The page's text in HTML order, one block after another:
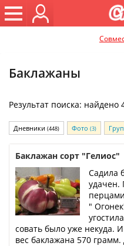
Баклажаны
Результат поиска: найдено
Дневники (448) Фото (3)
Баклажан сорт "Гелиос"
Садила
удачен.
"
совать было уже некуда.
вес баклажана 570